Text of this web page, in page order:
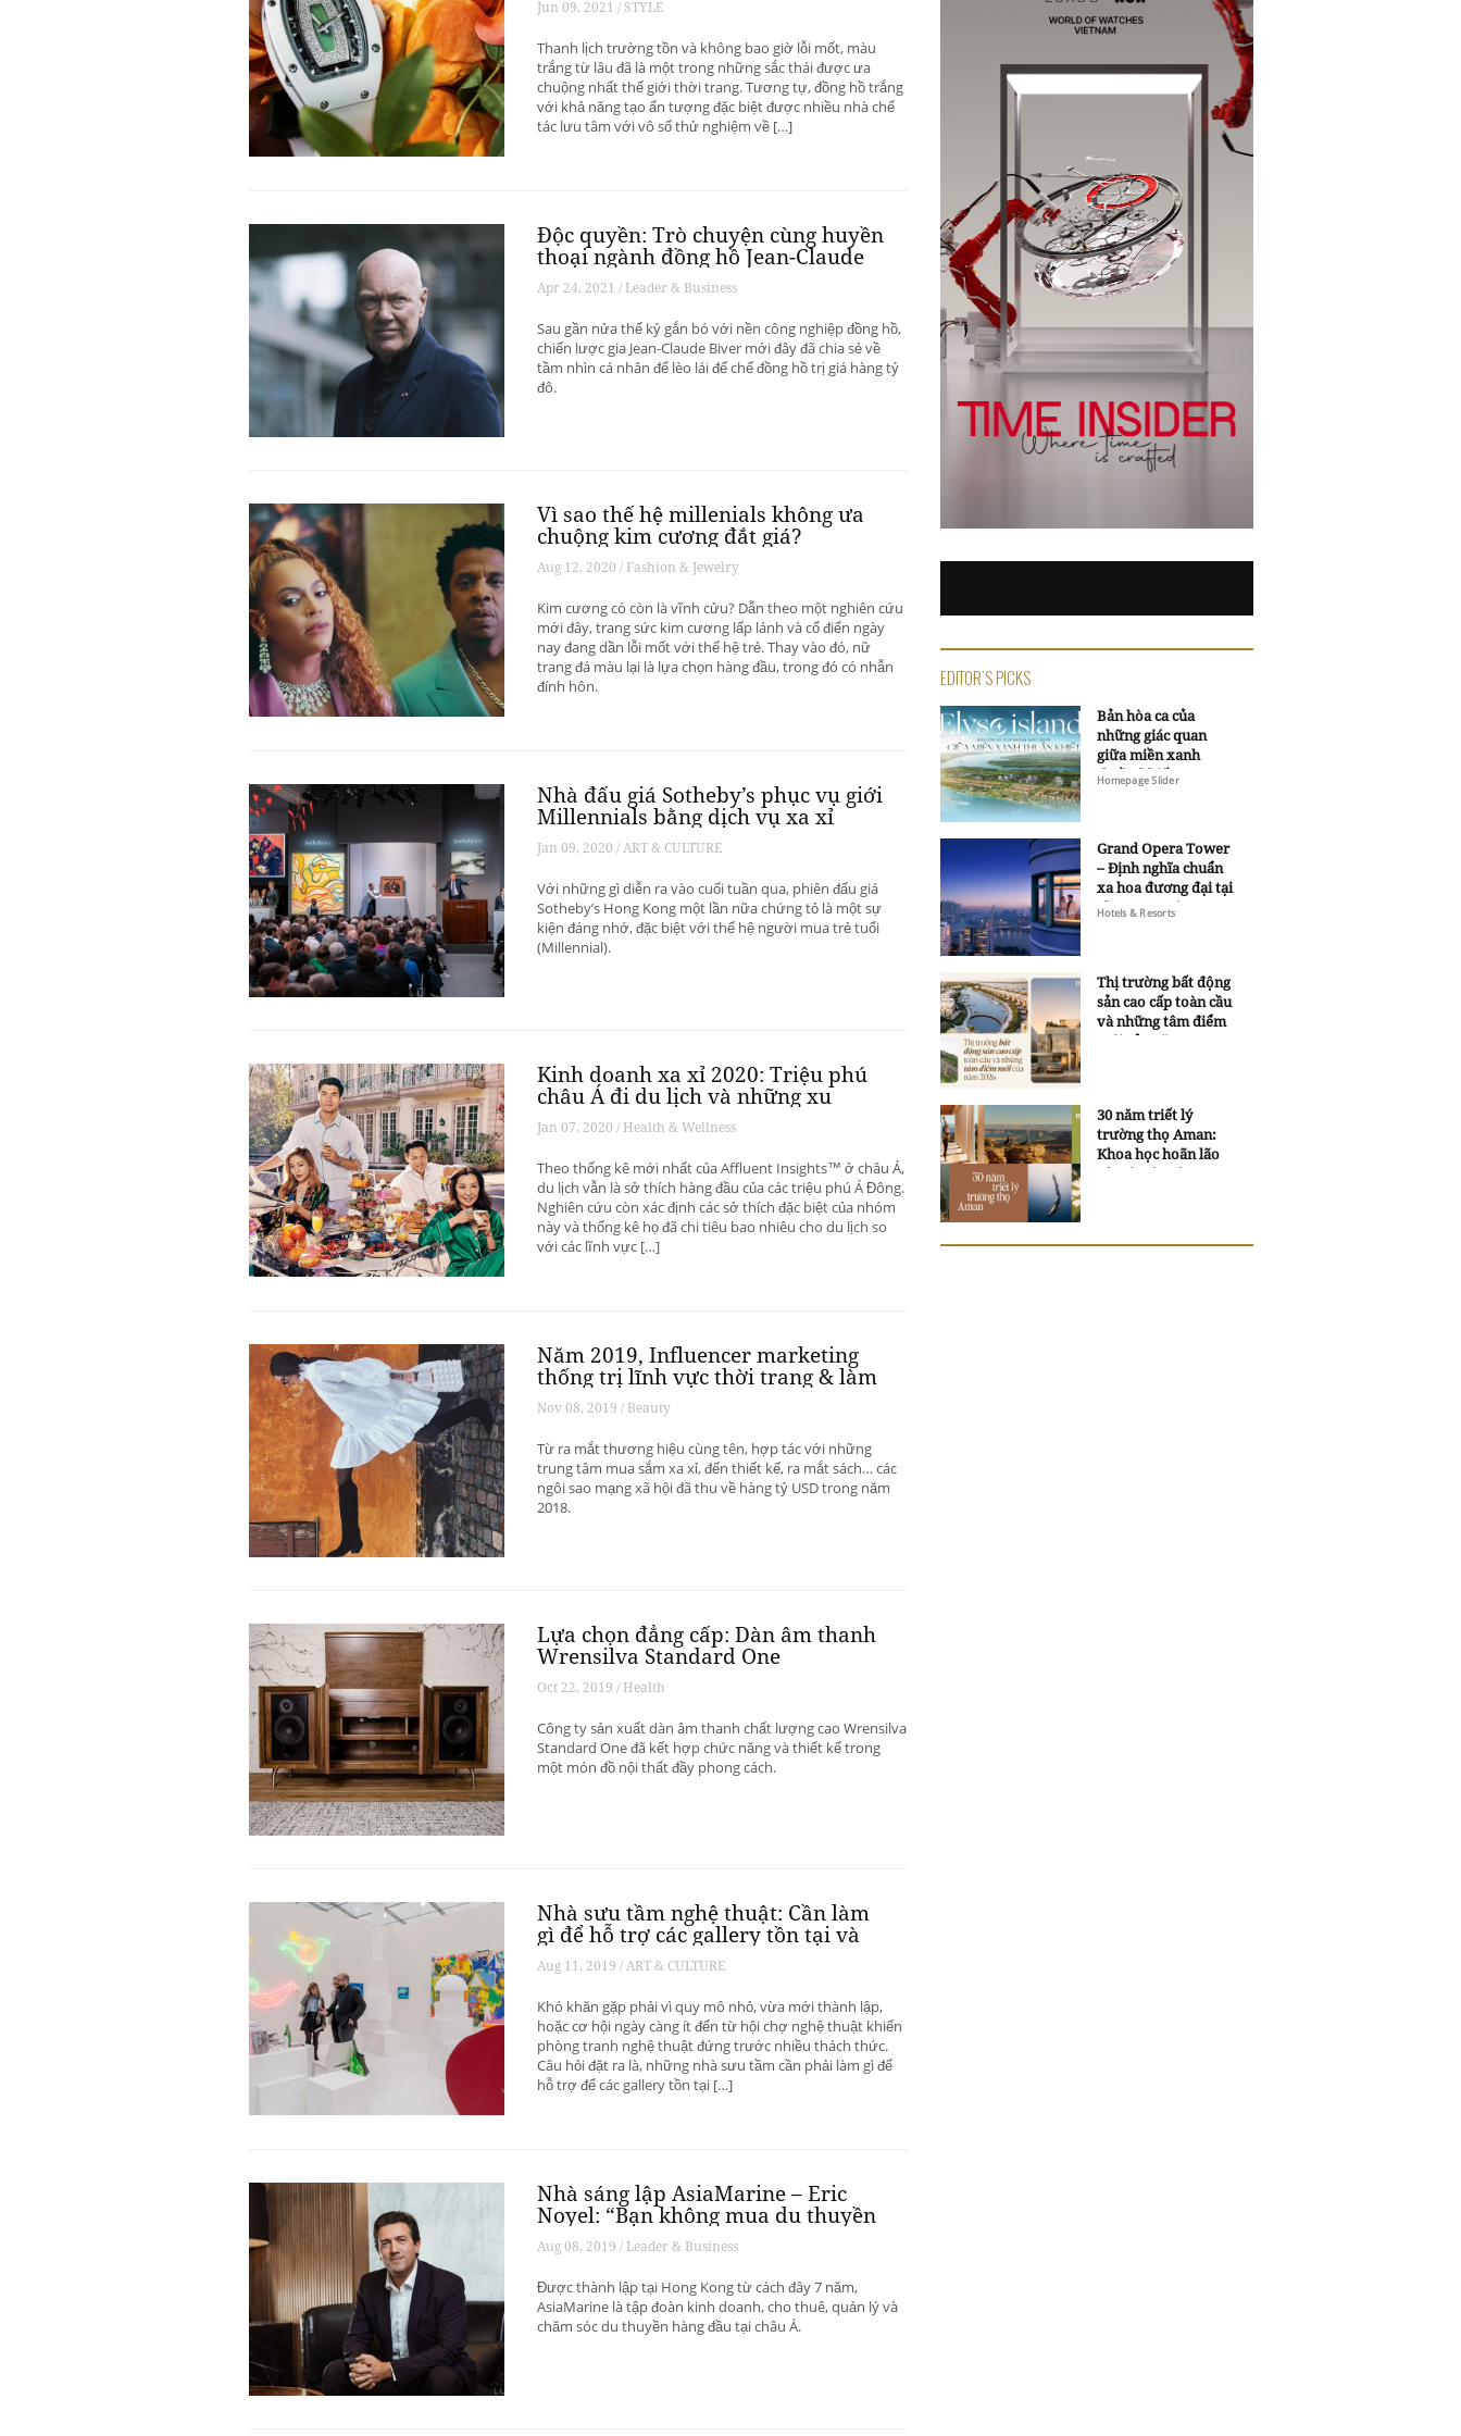
Jun 09, 2021 / STYLE
Thanh lịch trường tồn và không bao giờ lỗi mốt, màu
trắng từ lâu đã là một trong những sắc thái được ưa
chuộng nhất thế giới thời trang. Tương tự, đồng hồ trắng
với khả năng tạo ấn tượng đặc biệt được nhiều nhà chế
tác lưu tâm với vô số thử nghiệm về […]
Độc quyền: Trò chuyện cùng huyền
thoại ngành đồng hồ Jean-Claude
Biver
Apr 24, 2021 / Leader & Business
Sau gần nửa thế kỷ gắn bó với nền công nghiệp đồng hồ,
chiến lược gia Jean-Claude Biver mới đây đã chia sẻ về
tầm nhìn cá nhân để lèo lái đế chế đồng hồ trị giá hàng tỷ
đô.
Vì sao thế hệ millenials không ưa
chuộng kim cương đắt giá?
Aug 12, 2020 / Fashion & Jewelry
Kim cương có còn là vĩnh cửu? Dẫn theo một nghiên cứu
mới đây, trang sức kim cương lấp lánh và cổ điển ngày
nay đang dần lỗi mốt với thế hệ trẻ. Thay vào đó, nữ
trang đá màu lại là lựa chọn hàng đầu, trong đó có nhẫn
đính hôn.
Nhà đấu giá Sotheby’s phục vụ giới
Millennials bằng dịch vụ xa xỉ
Jan 09, 2020 / ART & CULTURE
Với những gì diễn ra vào cuối tuần qua, phiên đấu giá
Sotheby’s Hong Kong một lần nữa chứng tỏ là một sự
kiện đáng nhớ, đặc biệt với thế hệ người mua trẻ tuổi
(Millennial).
Kinh doanh xa xỉ 2020: Triệu phú
châu Á đi du lịch và những xu
hướng có thể thay đổi ngành du
lịch thượng lưu
Jan 07, 2020 / Health & Wellness
Theo thống kê mới nhất của Affluent Insights™ ở châu Á,
du lịch vẫn là sở thích hàng đầu của các triệu phú Á Đông.
Nghiên cứu còn xác định các sở thích đặc biệt của nhóm
này và thống kê họ đã chi tiêu bao nhiêu cho du lịch so
với các lĩnh vực […]
Năm 2019, Influencer marketing
thống trị lĩnh vực thời trang & làm
đẹp
Nov 08, 2019 / Beauty
Từ ra mắt thương hiệu cùng tên, hợp tác với những
trung tâm mua sắm xa xỉ, đến thiết kế, ra mắt sách… các
ngôi sao mạng xã hội đã thu về hàng tỷ USD trong năm
2018.
Lựa chọn đẳng cấp: Dàn âm thanh
Wrensilva Standard One
Oct 22, 2019 / Health
Công ty sản xuất dàn âm thanh chất lượng cao Wrensilva
Standard One đã kết hợp chức năng và thiết kế trong
một món đồ nội thất đầy phong cách.
Nhà sưu tầm nghệ thuật: Cần làm
gì để hỗ trợ các gallery tồn tại và
phát triển? – Phần 1
Aug 11, 2019 / ART & CULTURE
Khó khăn gặp phải vì quy mô nhỏ, vừa mới thành lập,
hoặc cơ hội ngày càng ít đến từ hội chợ nghệ thuật khiến
phòng tranh nghệ thuật đứng trước nhiều thách thức.
Câu hỏi đặt ra là, những nhà sưu tầm cần phải làm gì để
hỗ trợ để các gallery tồn tại […]
Nhà sáng lập AsiaMarine – Eric
Noyel: “Bạn không mua du thuyền
để đầu tư sinh lời”
Aug 08, 2019 / Leader & Business
Được thành lập tại Hong Kong từ cách đây 7 năm,
AsiaMarine là tập đoàn kinh doanh, cho thuê, quản lý và
chăm sóc du thuyền hàng đầu tại châu Á.
EDITOR'S PICKS
Bản hòa ca của
những giác quan
giữa miền xanh
thuần khiết
Homepage Slider
Grand Opera Tower
– Định nghĩa chuẩn
xa hoa đương đại tại
Sheraton Saigon
Hotels & Resorts
Thị trường bất động
sản cao cấp toàn cầu
và những tâm điểm
mới của năm 2026
30 năm triết lý
trường thọ Aman:
Khoa học hoãn lão
và trí tuệ ngàn xưa